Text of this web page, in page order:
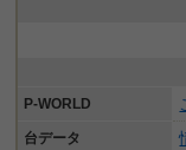
P-WORLD
台データ